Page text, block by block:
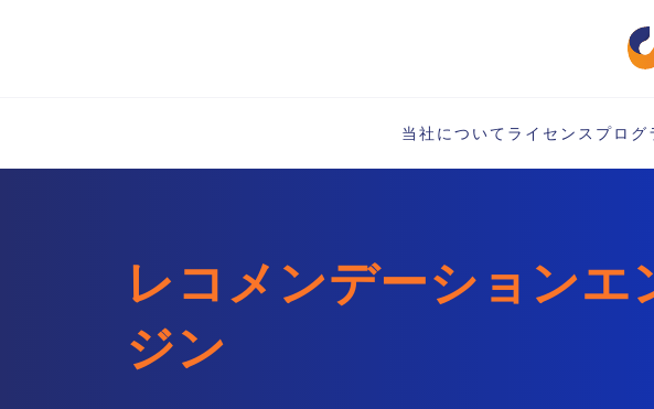
当社について ライセンスプログ
レコメンデーションエ
ジン